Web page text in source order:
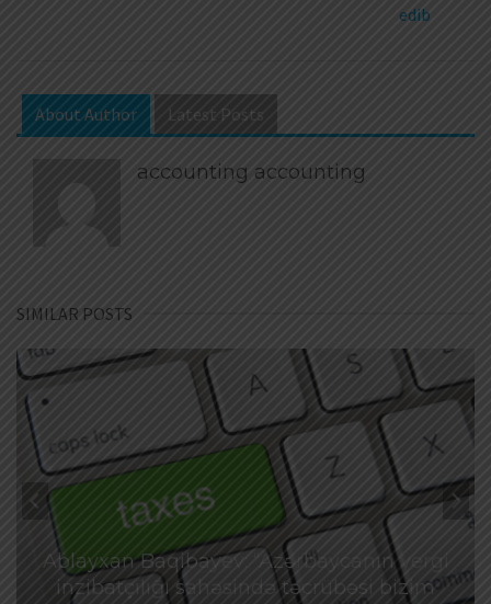
edib
About Author Latest Posts
accounting accounting
SIMILAR POSTS
Ablayxan Baqibayev: “Azərbaycanın vergi
inzibatçılığı sahəsində təcrübəsi bizim